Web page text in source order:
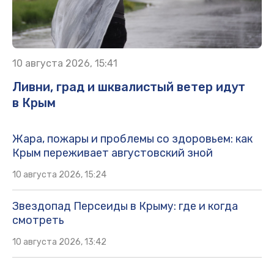
10 августа 2026, 15:41
Ливни, град и шквалистый ветер идут
в Крым
Жара, пожары и проблемы со здоровьем: как
Крым переживает августовский зной
10 августа 2026, 15:24
Звездопад Персеиды в Крыму: где и когда
смотреть
10 августа 2026, 13:42